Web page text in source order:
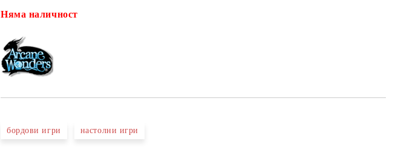
Няма наличност
бордови игри настолни игри